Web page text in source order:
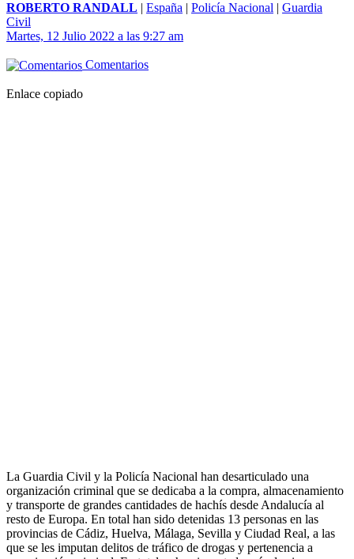
ROBERTO RANDALL | España | Policía Nacional | Guardia
Civil
Martes, 12 Julio 2022 a las 9:27 am
Comentarios
Enlace copiado
La Guardia Civil y la Policía Nacional han desarticulado una
organización criminal que se dedicaba a la compra, almacenamiento
y transporte de grandes cantidades de hachís desde Andalucía al
resto de Europa. En total han sido detenidas 13 personas en las
provincias de Cádiz, Huelva, Málaga, Sevilla y Ciudad Real, a las
que se les imputan delitos de tráfico de drogas y pertenencia a